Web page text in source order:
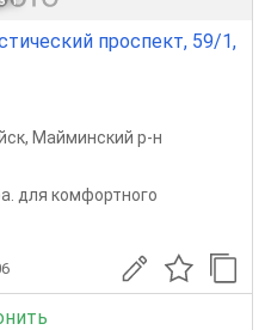
проспект, 59/1,
, Майминский р-н
для комфортного